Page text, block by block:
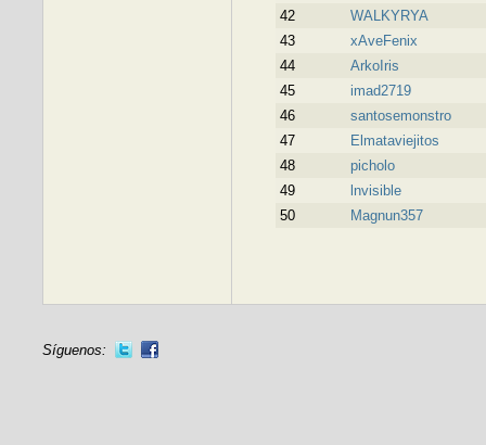
42
WALKYRYA
43
xAveFenix
44
ArkoIris
45
imad2719
46
santosemonstro
47
Elmataviejitos
48
picholo
49
lnvisible
50
Magnun357
Síguenos: